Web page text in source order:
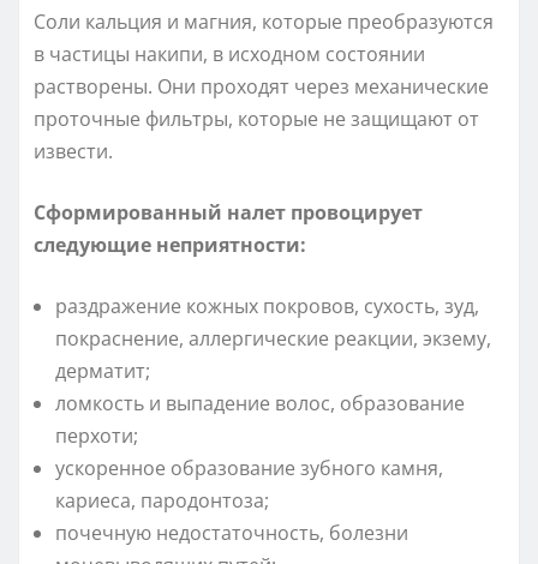
Соли кальция и магния, которые преобразуются
в частицы накипи, в исходном состоянии
растворены. Они проходят через механические
проточные фильтры, которые не защищают от
извести.
Сформированный налет провоцирует
следующие неприятности:
раздражение кожных покровов, сухость, зуд,
покраснение, аллергические реакции, экзему,
дерматит;
ломкость и выпадение волос, образование
перхоти;
ускоренное образование зубного камня,
кариеса, пародонтоза;
почечную недостаточность, болезни